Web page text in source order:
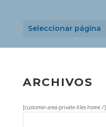
Seleccionar página
ARCHIVOS
[customer-area-private-files-home /]